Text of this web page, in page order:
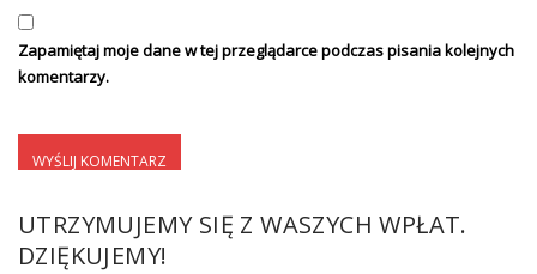
Zapamiętaj moje dane w tej przeglądarce podczas pisania kolejnych
komentarzy.
UTRZYMUJEMY SIĘ Z WASZYCH WPŁAT.
DZIĘKUJEMY!